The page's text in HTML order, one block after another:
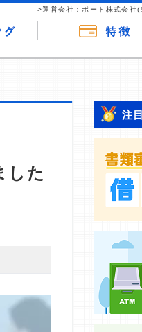
>運営会社：ポート株式会社
した
なく、当
ていま
注